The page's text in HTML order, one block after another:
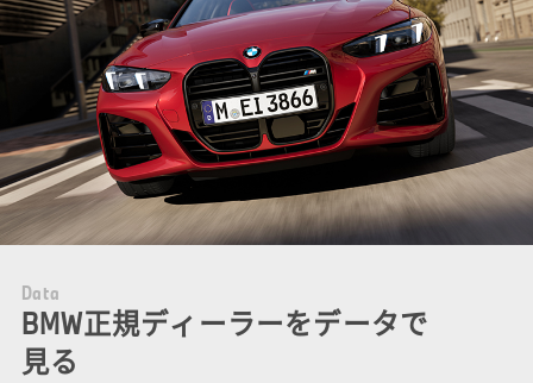
Data
BMW正規ディーラーをデータで
見る